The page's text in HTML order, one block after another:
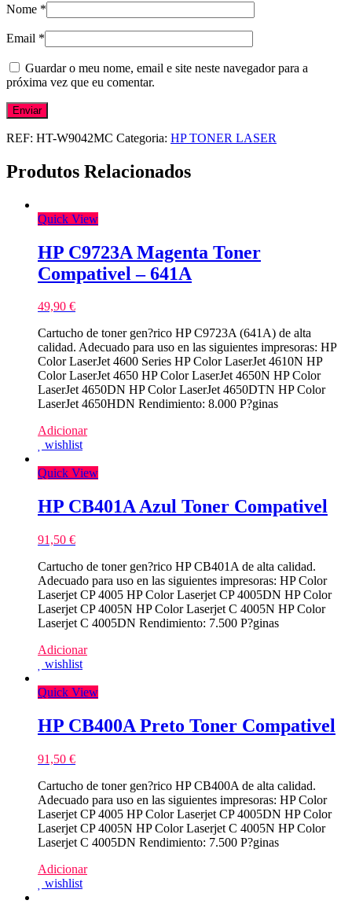
Nome *
Email *
Guardar o meu nome, email e site neste navegador para a
próxima vez que eu comentar.
REF: HT-W9042MC Categoria: HP TONER LASER
Produtos Relacionados
Quick View
HP C9723A Magenta Toner
Compativel – 641A
49,90 €
Cartucho de toner gen?rico HP C9723A (641A) de alta
calidad. Adecuado para uso en las siguientes impresoras: HP
Color LaserJet 4600 Series HP Color LaserJet 4610N HP
Color LaserJet 4650 HP Color LaserJet 4650N HP Color
LaserJet 4650DN HP Color LaserJet 4650DTN HP Color
LaserJet 4650HDN Rendimiento: 8.000 P?ginas
Adicionar
wishlist
Quick View
HP CB401A Azul Toner Compativel
91,50 €
Cartucho de toner gen?rico HP CB401A de alta calidad.
Adecuado para uso en las siguientes impresoras: HP Color
Laserjet CP 4005 HP Color Laserjet CP 4005DN HP Color
Laserjet CP 4005N HP Color Laserjet C 4005N HP Color
Laserjet C 4005DN Rendimiento: 7.500 P?ginas
Adicionar
wishlist
Quick View
HP CB400A Preto Toner Compativel
91,50 €
Cartucho de toner gen?rico HP CB400A de alta calidad.
Adecuado para uso en las siguientes impresoras: HP Color
Laserjet CP 4005 HP Color Laserjet CP 4005DN HP Color
Laserjet CP 4005N HP Color Laserjet C 4005N HP Color
Laserjet C 4005DN Rendimiento: 7.500 P?ginas
Adicionar
wishlist